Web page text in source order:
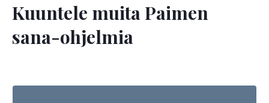
Kuuntele muita Paimen
sana-ohjelmia